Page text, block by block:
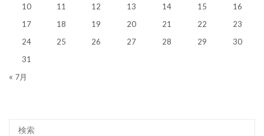
10 11 12 13 14 15
16
17
18 19 20 21 22
23
24
25 26 27 28 29
30
31
« 7月